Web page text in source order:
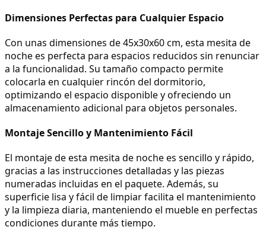
Dimensiones Perfectas para Cualquier Espacio
Con unas dimensiones de 45x30x60 cm, esta mesita de
noche es perfecta para espacios reducidos sin renunciar
a la funcionalidad. Su tamaño compacto permite
colocarla en cualquier rincón del dormitorio,
optimizando el espacio disponible y ofreciendo un
almacenamiento adicional para objetos personales.
Montaje Sencillo y Mantenimiento Fácil
El montaje de esta mesita de noche es sencillo y rápido,
gracias a las instrucciones detalladas y las piezas
numeradas incluidas en el paquete. Además, su
superficie lisa y fácil de limpiar facilita el mantenimiento
y la limpieza diaria, manteniendo el mueble en perfectas
condiciones durante más tiempo.